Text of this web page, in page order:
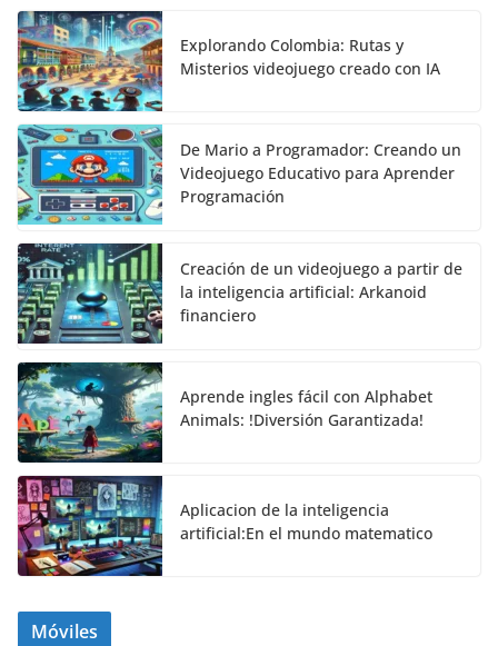
Explorando Colombia: Rutas y
Misterios videojuego creado con IA
De Mario a Programador: Creando un
Videojuego Educativo para Aprender
Programación
Creación de un videojuego a partir de
la inteligencia artificial: Arkanoid
financiero
Aprende ingles fácil con Alphabet
Animals: !Diversión Garantizada!
Aplicacion de la inteligencia
artificial:En el mundo matematico
Móviles